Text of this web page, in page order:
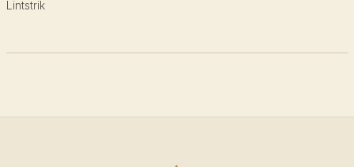
Lintstrik